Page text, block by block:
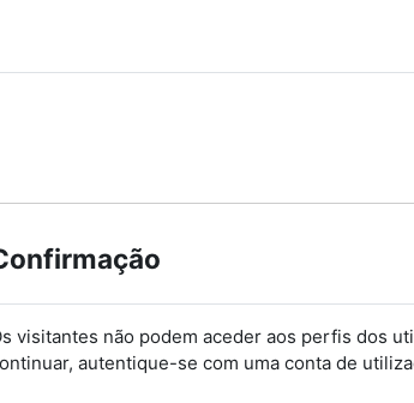
visitantes não podem aceder aos perfis dos
autentique-se com uma conta de